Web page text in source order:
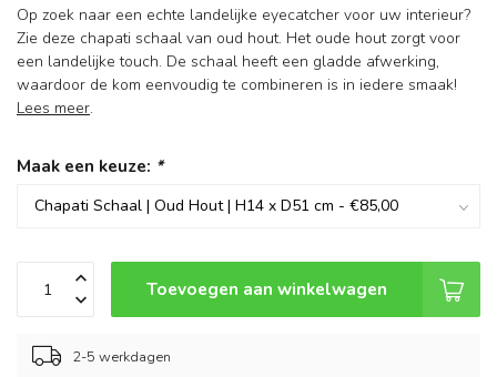
Op zoek naar een echte landelijke eyecatcher voor uw interieur?
Zie deze chapati schaal van oud hout. Het oude hout zorgt voor
een landelijke touch. De schaal heeft een gladde afwerking,
waardoor de kom eenvoudig te combineren is in iedere smaak!
Lees meer.
Maak een keuze: *
Toevoegen aan winkelwagen
2-5 werkdagen